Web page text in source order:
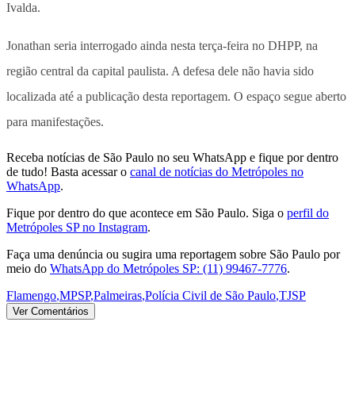
Ivalda.
Jonathan seria interrogado ainda nesta terça-feira no DHPP, na
região central da capital paulista. A defesa dele não havia sido
localizada até a publicação desta reportagem. O espaço segue aberto
para manifestações.
Receba notícias de São Paulo no seu WhatsApp e fique por dentro
de tudo! Basta acessar o canal de notícias do Metrópoles no
WhatsApp.
Fique por dentro do que acontece em São Paulo. Siga o perfil do
Metrópoles SP no Instagram.
Faça uma denúncia ou sugira uma reportagem sobre São Paulo por
meio do WhatsApp do Metrópoles SP: (11) 99467-7776.
Flamengo,MPSP,Palmeiras,Polícia Civil de São Paulo,TJSP
Ver Comentários